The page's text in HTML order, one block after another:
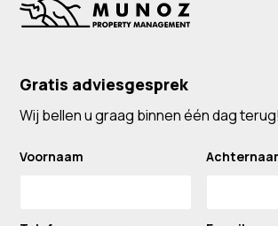
Gratis adviesgesprek
Wij bellen u graag binnen één dag terug!
Voornaam